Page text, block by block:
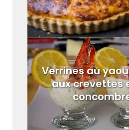
Verrines au
aux crevettes